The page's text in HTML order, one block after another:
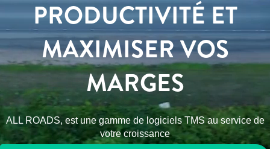
PRODUCTIVITÉ ET
MAXIMISER VOS
MARGES
ALL ROADS, est une gamme de logiciels TMS au service de
votre croissance